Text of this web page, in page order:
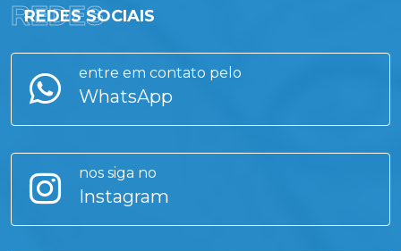
REDES SOCIAIS
REDES
entre em contato pelo
WhatsApp
nos siga no
Instagram